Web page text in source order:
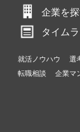
企業を
タイム
就活ノウハウ 選
転職相談
企業マ